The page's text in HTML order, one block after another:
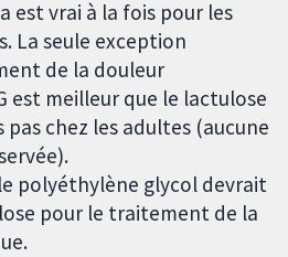
est vrai à la fois pour les
La seule exception
de la douleur
est meilleur que le lactulose
chez les adultes (aucune
polyéthylène glycol devrait
pour le traitement de la